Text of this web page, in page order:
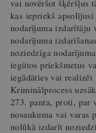
vai novēršot šķēršļus
kas iepriekš
nodarījuma izdarītāju
nodarījuma
noziedzīga
iegūtos priekšmetus
iegādāties vai realizēt
Kriminālprocess
273. panta, proti, par
nosaukuma vai varas
nolūkā izdarīt